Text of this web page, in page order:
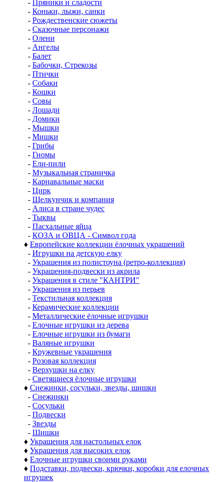
-
Пряники и сладости
- Коньки, лыжи, санки
- Рождественские сюжеты
- Сказочные персонажи
- Олени
- Ангелы
- Балет
- Бабочки, Стрекозы
- Птички
- Собаки
- Кошки
- Совы
- Лошади
- Домики
- Мышки
- Мишки
- Грибы
- Гномы
- Ели-пили
- Музыкальная страничка
- Карнавальные маски
- Цирк
- Щелкунчик и компания
- Алиса в стране чудес
- Тыквы
- Пасхальные яйца
- КОЗА и ОВЦА - Символ года
♦ Европейские коллекции ёлочных украшений
- Игрушки на детскую елку
- Украшения из полистоуна (ретро-коллекция)
- Украшения-подвески из акрила
- Украшения в стиле "КАНТРИ"
- Украшения из перьев
- Текстильная коллекция
- Керамические коллекции
- Металлические ёлочные игрушки
- Елочные игрушки из дерева
- Елочные игрушки из бумаги
- Валяные игрушки
- Кружевные украшения
- Розовая коллекция
- Верхушки на елку
- Светящиеся ёлочные игрушки
♦ Снежинки, сосульки, звезды, шишки
- Снежинки
- Сосульки
- Подвески
- Звезды
- Шишки
♦ Украшения для настольных елок
♦ Украшения для высоких елок
♦ Елочные игрушки своими руками
♦ Подставки, подвески, крючки, коробки для елочных
игрушек